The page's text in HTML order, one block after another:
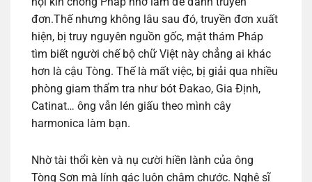
đơn.Thế nhưng không lâu sau đó, truyền đơn xuất
hiện, bị truy nguyên nguồn gốc, mật thám Pháp
tìm biết người chế bộ chữ Việt này chẳng ai khác
hơn là cậu Tòng. Thế là mất việc, bị giải qua nhiều
phòng giam thẩm tra như bót Đakao, Gia Định,
Catinat… ông vẫn lén giấu theo mình cây
harmonica làm bạn.
Nhờ tài thổi kèn và nụ cười hiền lành của ông
Tòng Sơn mà lính gác luôn châm chước. Nghệ sĩ